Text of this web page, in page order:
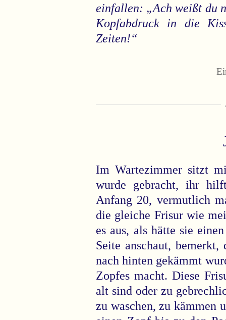
einfallen: „Ach weißt du
Kopfabdruck in die
Zeiten!“
Im Wartezimmer sitzt
wurde gebracht, ihr
Anfang 20, vermutlich
die gleiche Frisur wie
es aus, als hätte sie
Seite anschaut, bemerkt,
nach hinten gekämmt
Zopfes macht. Diese
alt sind oder zu
zu waschen, zu kämmen